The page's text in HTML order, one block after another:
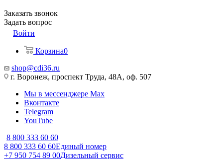
Заказать звонок
Задать вопрос
Войти
Корзина0
shop@cdi36.ru
г. Воронеж, проспект Труда, 48А, оф. 507
Мы в мессенджере Max
Вконтакте
Telegram
YouTube
8 800 333 60 60
8 800 333 60 60Единый номер
+7 950 754 89 00Дизельный сервис